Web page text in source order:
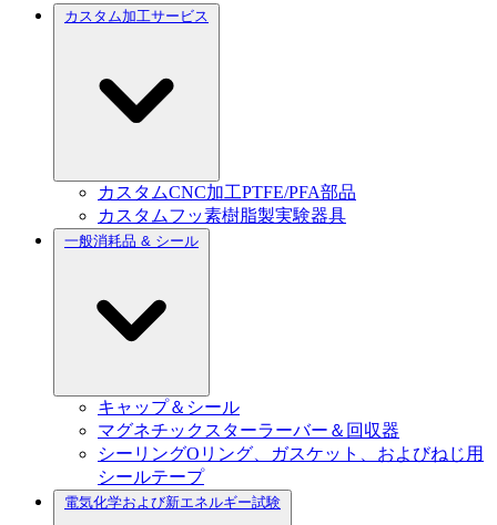
カスタム加工サービス
カスタムCNC加工PTFE/PFA部品
カスタムフッ素樹脂製実験器具
一般消耗品 & シール
キャップ＆シール
マグネチックスターラーバー＆回収器
シーリングOリング、ガスケット、およびねじ用
シールテープ
電気化学および新エネルギー試験